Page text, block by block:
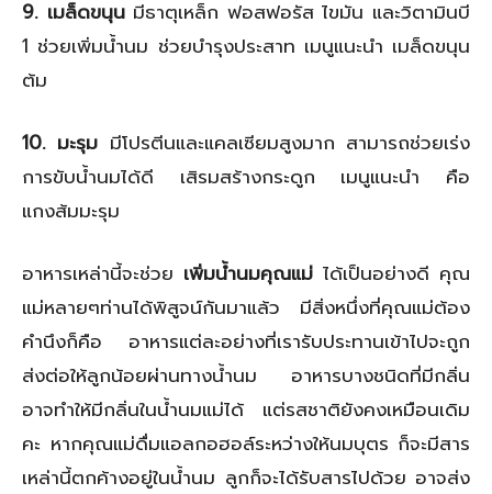
9. เมล็ดขนุนมีธาตุเหล็ก ฟอสฟอรัส ไขมัน และวิตามินบี
1 ช่วยเพิ่มน้ำนม ช่วยบำรุงประสาท เมนูแนะนำ เมล็ดขนุน
ต้ม
10. มะรุม มีโปรตีนและแคลเซียมสูงมาก สามารถช่วยเร่ง
การขับน้ำนมได้ดี เสิรมสร้างกระดูก เมนูแนะนำ คือ
แกงส้มมะรุม
อาหารเหล่านี้จะช่วย เพิ่มน้ำนมคุณแม่ ได้เป็นอย่างดี คุณ
แม่หลายๆท่านได้พิสูจน์กันมาแล้ว มีสิ่งหนึ่งที่คุณแม่ต้อง
คำนึงก็คือ อาหารแต่ละอย่างที่เรารับประทานเข้าไปจะถูก
ส่งต่อให้ลูกน้อยผ่านทางน้ำนม อาหารบางชนิดที่มีกลิ่น
อาจทำให้มีกลิ่นในน้ำนมแม่ได้ แต่รสชาติยังคงเหมือนเดิม
คะ หากคุณแม่ดื่มแอลกอฮอล์ระหว่างให้นมบุตร ก็จะมีสาร
เหล่านี้ตกค้างอยู่ในน้ำนม ลูกก็จะได้รับสารไปด้วย อาจส่ง